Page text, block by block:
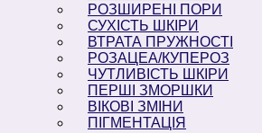
РОЗШИРЕНІ ПОРИ
СУХІСТЬ ШКІРИ
ВТРАТА ПРУЖНОСТІ
РОЗАЦЕА/КУПЕРОЗ
ЧУТЛИВІСТЬ ШКІРИ
ПЕРШІ ЗМОРШКИ
ВІКОВІ ЗМІНИ
ПІГМЕНТАЦІЯ